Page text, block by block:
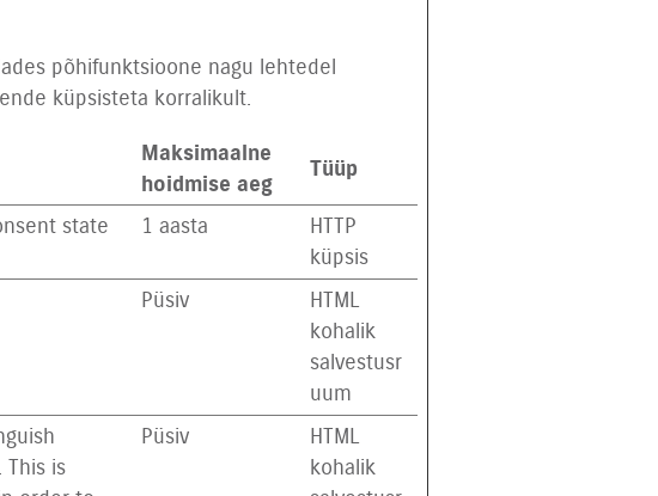
põhifunktsioone nagu lehtedel
küpsisteta korralikult.
Maksimaalne
hoidmise aeg
Tüüp
state
1 aasta
HTTP
küpsis
Püsiv
HTML
kohalik
salvestusr
uum
is
Püsiv
HTML
kohalik